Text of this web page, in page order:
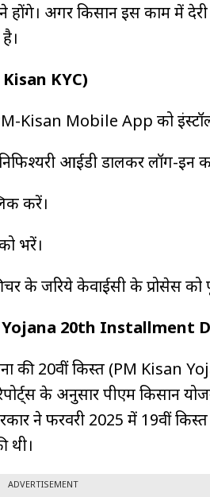
अगर किसान इस काम में
KYC)
Kisan Mobile App को
आईडी डालकर लॉग-इन
करें।
भरें।
जरिये केवाईसी के प्रोसेस को
Yojana 20th Installment
की 20वीं किस्त (PM Kisan
के अनुसार पीएम किसान
ने फरवरी 2025 में 19वीं
थी।
ADVERTISEMENT